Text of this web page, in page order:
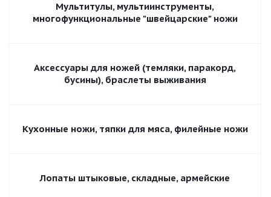
Мультитулы, мультиинструменты,
многофункциональные "швейцарские" ножи
Аксессуары для ножей (темляки, паракорд,
бусины), браслеты выживания
Кухонные ножи, тяпки для мяса, филейные ножи
Лопаты штыковые, складные, армейские